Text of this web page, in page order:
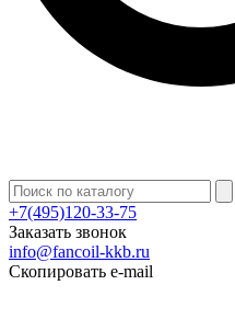
+7(495)120-33-75
Заказать звонок
info@fancoil-kkb.ru
Скопировать e-mail